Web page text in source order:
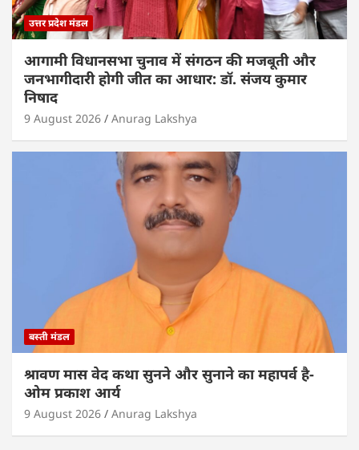
उत्तर प्रदेश मंडल
आगामी विधानसभा चुनाव में संगठन की मजबूती और
जनभागीदारी होगी जीत का आधार: डॉ. संजय कुमार
निषाद
9 August 2026 Anurag Lakshya
बस्ती मंडल
श्रावण मास वेद कथा सुनने और सुनाने का महापर्व है-
ओम प्रकाश आर्य
9 August 2026 Anurag Lakshya